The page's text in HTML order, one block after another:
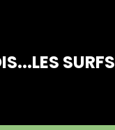
SURFS